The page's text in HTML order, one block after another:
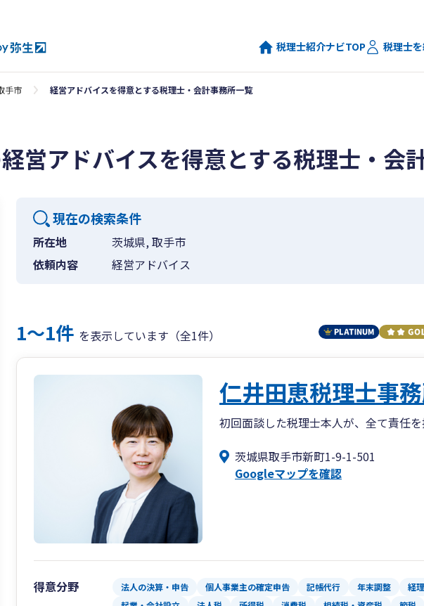
税理士紹介ナビTOP 税理士
手市 経営アドバイスを得意とする税理士・会計事務所一覧
営アドバイスを得意とする税理士・会
現在の検索条件
所在地
茨城県, 取手市
依頼内容
経営アドバイス
1〜1件 を表示しています（全1件）
仁井田恵税理士事
初回面談した税理士本人が、全て責任を
茨城県取手市新町1-9-1-501
Googleマップを確認
得意分野 法人の決算・申告 個人事業主の確定申告 記帳代行 年末調整 経